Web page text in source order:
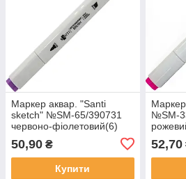
Маркер аквар. "Santi
sketch" №SM-65/390731
червоно-фіолетовий(6)
50,90 ₴
Купити
№SM-
52,70